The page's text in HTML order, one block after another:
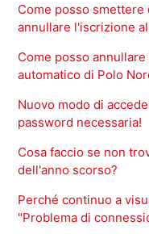
Come posso smettere
annullare l'iscrizione
Come posso
automatico di Polo
Nuovo modo di
password necessaria!
Cosa faccio se non
dell'anno scorso?
Perché continuo a
"Problema di